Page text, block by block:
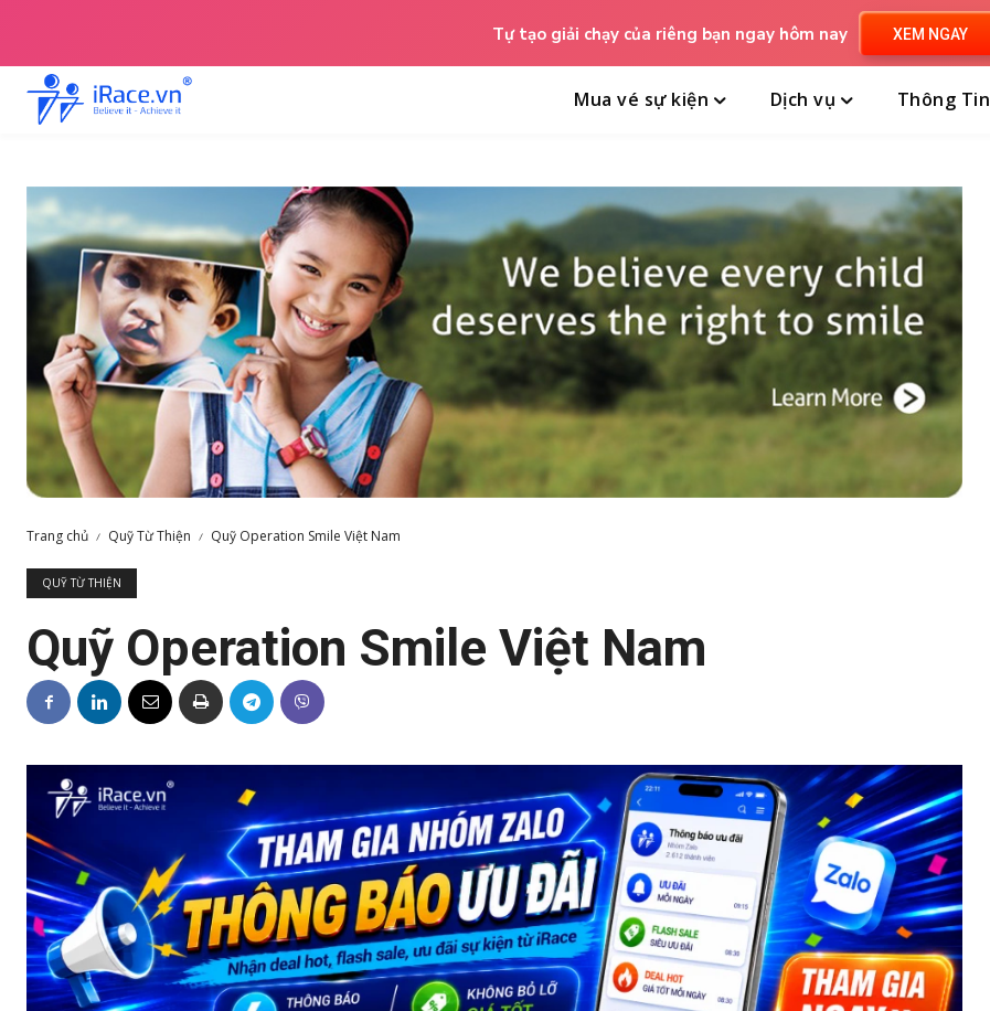
Tự tạo giải chạy của riêng bạn ngay hôm nay XEM NGAY
Mua vé sự kiện Dịch vụ Thông Tin
Trang chủ Quỹ Từ Thiện Quỹ Operation Smile Việt Nam
QUỸ TỪ THIỆN
Quỹ Operation Smile Việt Nam